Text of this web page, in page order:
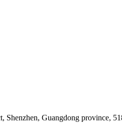
Guangdong province,